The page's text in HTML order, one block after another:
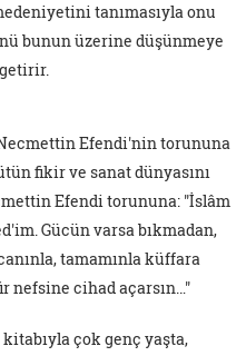
tanımasıyla onu
bunun üzerine düşünmeye
Efendi'nin torununa
fikir ve sanat dünyasını
Efendi torununa: "İslâm
Gücün varsa bıkmadan,
tamamınla küffara
nefsine cihad açarsın…"
çok genç yaşta,